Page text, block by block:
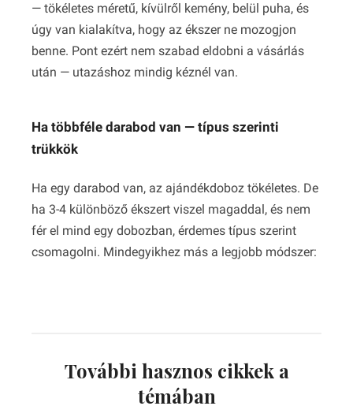
— tökéletes méretű, kívülről kemény, belül puha, és
úgy van kialakítva, hogy az ékszer ne mozogjon
benne. Pont ezért nem szabad eldobni a vásárlás
után — utazáshoz mindig kéznél van.
Ha többféle darabod van — típus szerinti
trükkök
Ha egy darabod van, az ajándékdoboz tökéletes. De
ha 3-4 különböző ékszert viszel magaddal, és nem
fér el mind egy dobozban, érdemes típus szerint
csomagolni. Mindegyikhez más a legjobb módszer:
További hasznos cikkek a
témában